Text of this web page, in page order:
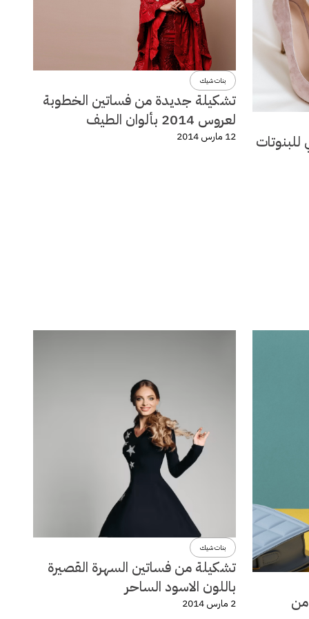
بنات شيك
تشكيلة جديدة من فساتين الخطوبة
لعروس 2014 بألوان الطيف
12 مارس 2014
وصيف 2014 من
بنات شيك
تشكيلة من فساتين السهرة القصيرة
باللون الاسود الساحر
2 مارس 2014